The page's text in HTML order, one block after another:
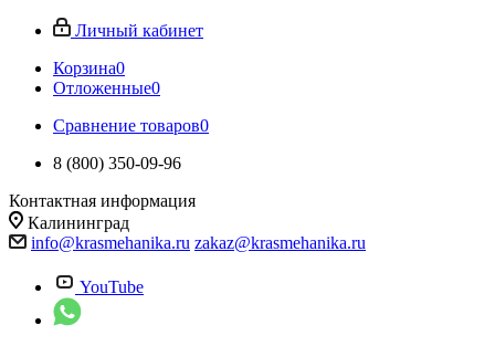
Личный кабинет
Корзина0
Отложенные0
Сравнение товаров0
8 (800) 350-09-96
Контактная информация
Калининград
info@krasmehanika.ru zakaz@krasmehanika.ru
YouTube